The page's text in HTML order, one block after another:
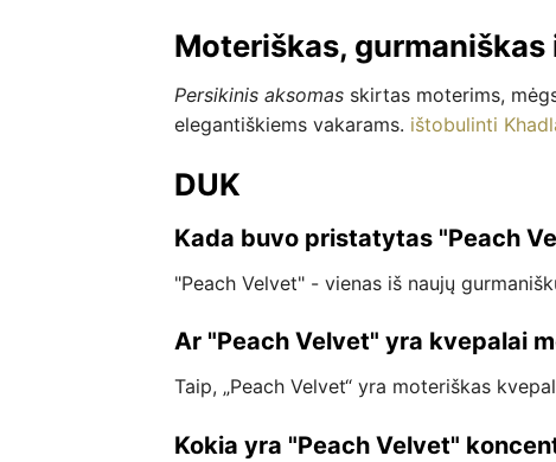
Moteriškas,
Persikinis aksomas skirtas moterims,
elegantiškiems vakarams. ištobulinti
DUK
Kada buvo pristatytas "Peach
"Peach Velvet" - vienas iš naujų
Ar "Peach Velvet" yra kvepalai
Taip, „Peach Velvet“ yra moteriškas
Kokia yra "Peach Velvet"